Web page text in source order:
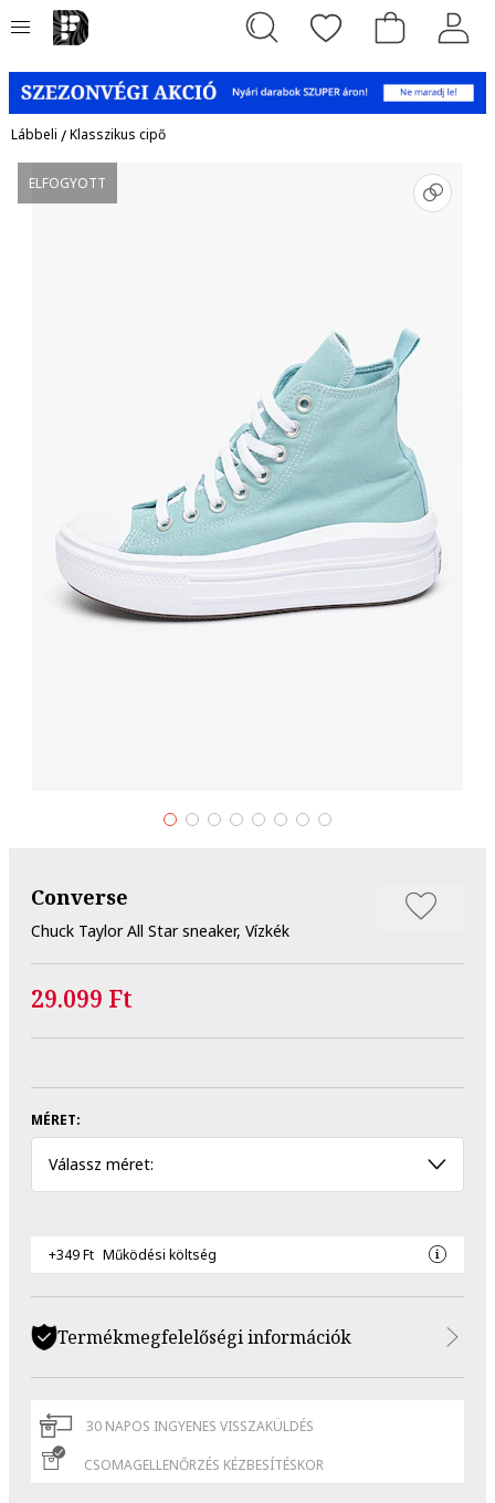
Lábbeli /Klasszikus cipő
ELFOGYOTT
Converse
Chuck Taylor All Star sneaker, Vízkék
29.099 Ft
MÉRET:
Válassz méret:
+349 Ft Működési költség
Termékmegfelelőségi információk
30 NAPOS INGYENES VISSZAKÜLDÉS
CSOMAGELLENŐRZÉS KÉZBESÍTÉSKOR